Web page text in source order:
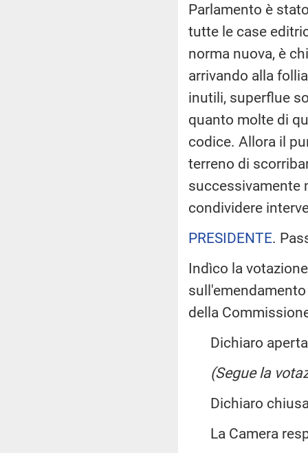
Parlamento è
tutte le case
norma nuova, è
arrivando alla
inutili, superflue
quanto molte di
codice. Allora il
terreno di
successivamente
condividere
PRESIDENTE.
Indìco la
della
Dichiaro aperta
(Segue la
Dichiaro chiusa
La Camera